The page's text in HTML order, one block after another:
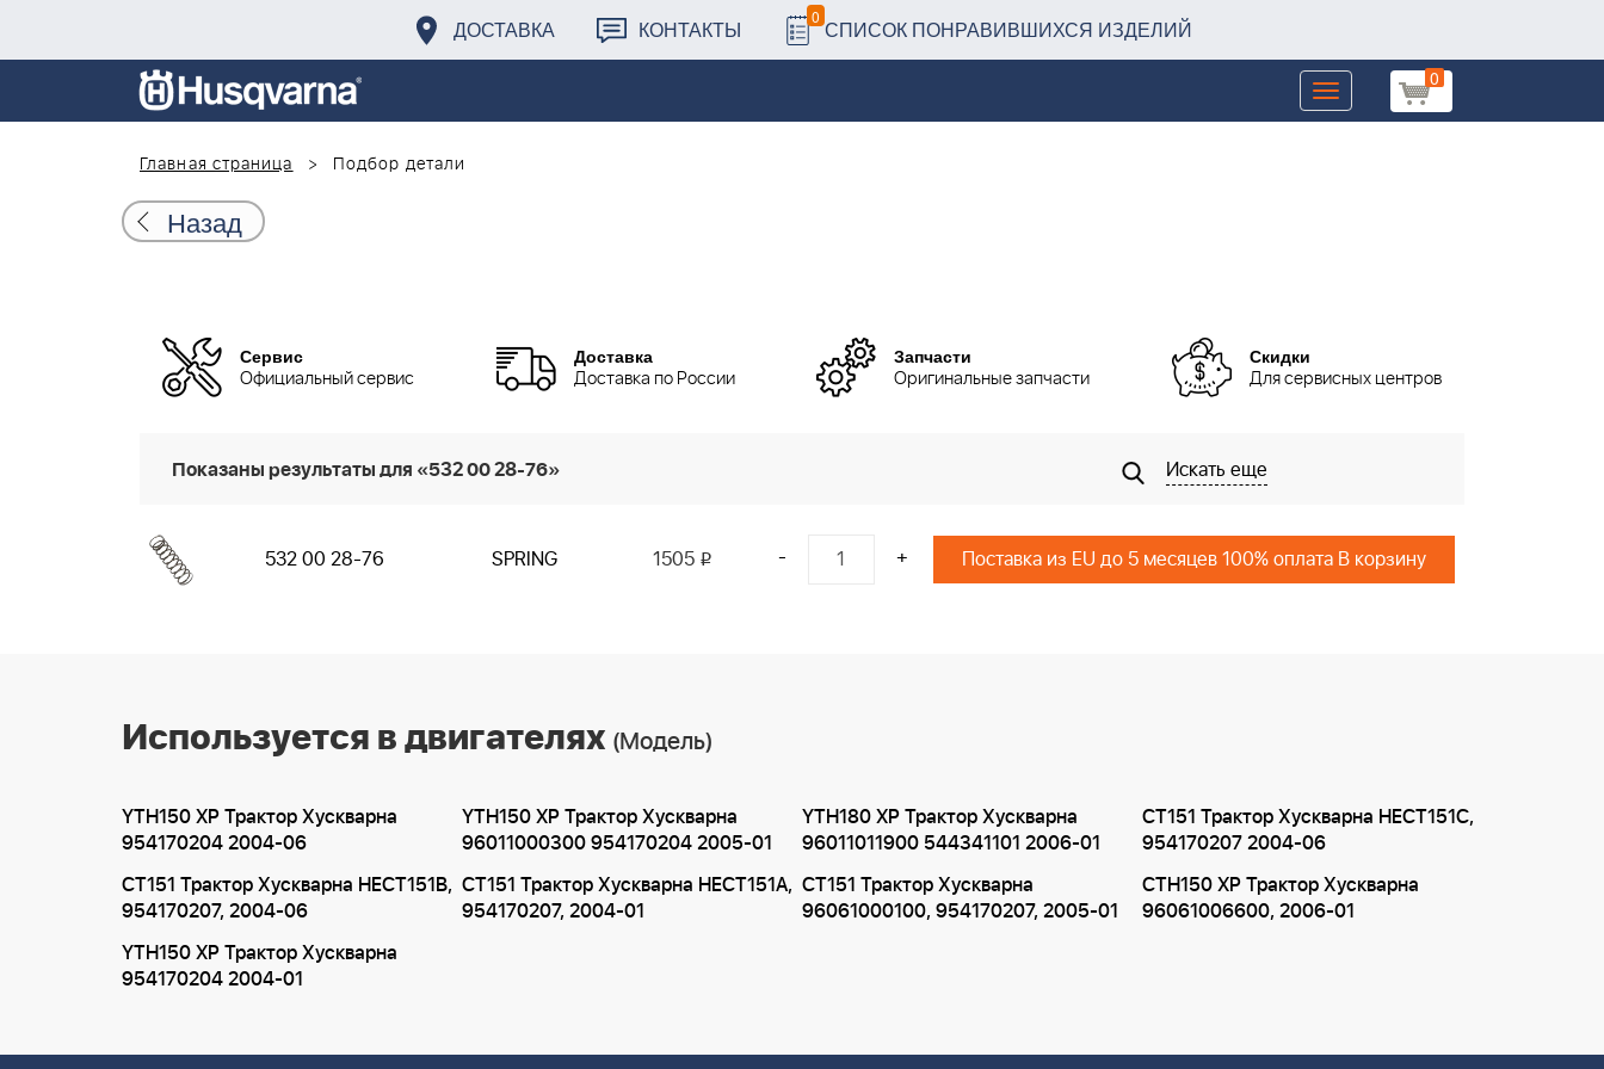
ДОСТАВКА КОНТАКТЫ 0 СПИСОК ПОНРАВИВШИХСЯ ИЗДЕЛИЙ
0
Toggle
navigation
Главная страница
Подбор детали
Назад
Сервис
Официальный сервис
Доставка
Доставка по России
Запчасти
Оригинальные запчасти
Скидки
Для сервисных центров
Показаны результаты для «532 00 28-76» Искать еще
532 00 28-76 SPRING 1505 i - + Поставка из EU до 5 месяцев 100% оплата В корзину
Используется в двигателях (Модель)
YTH150 XP Трактор Хускварна
954170204 2004-06
YTH150 XP Трактор Хускварна
96011000300 954170204 2005-01
YTH180 XP Трактор Хускварна
96011011900 544341101 2006-01
CT151 Трактор Хускварна HECT151C,
954170207 2004-06
CT151 Трактор Хускварна HECT151B,
954170207, 2004-06
CT151 Трактор Хускварна HECT151A,
954170207, 2004-01
CT151 Трактор Хускварна
96061000100, 954170207, 2005-01
CTH150 XP Трактор Хускварна
96061006600, 2006-01
YTH150 XP Трактор Хускварна
954170204 2004-01